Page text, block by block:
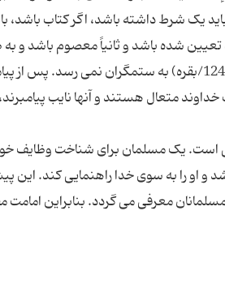
امام در اسلام باید یک شرط داشته باشد، اگر کتاب
تعیین شده باشد و ثانیاً معصوم باشد و
ستمگر نباشد چرا که عهد خداوند طبق آیه «لا ینال عهدی الظالمین» (آیه124/بقره) به ستمگران
متعال هستند و آنها نایب
است. یک مسلمان برای شناخت وظایف
و او را به سوی خدا راهنمایی کند. این
معرفی می گردد. بنابراین امامت